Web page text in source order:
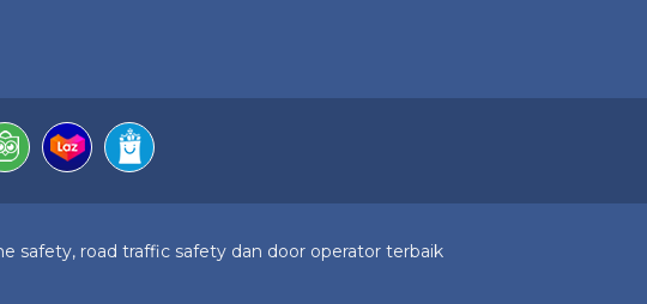
safety, road traffic safety dan door operator terbaik